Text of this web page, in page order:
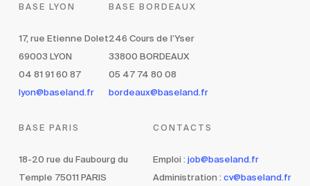
BASE LYON
17, rue Etienne Dolet
69003 LYON
04 81 91 60 87
lyon@baseland.fr
BASE BORDEAUX
246 Cours de l’Yser
33800 BORDEAUX
05 47 74 80 08
bordeaux@baseland.fr
BASE PARIS
18-20 rue du Faubourg du
Temple 75011 PARIS
CONTACTS
Emploi : job@baseland.fr
Administration : cv@baseland.fr